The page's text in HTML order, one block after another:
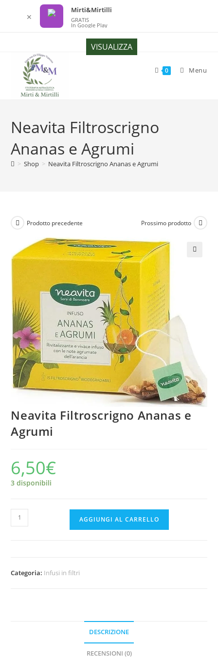
contenuto
0 Menu
Neavita Filtroscrigno
Ananas e Agrumi
> Shop > Neavita Filtroscrigno Ananas e Agrumi
Prodotto precedente Prossimo prodotto
Neavita Filtroscrigno Ananas e
Agrumi
6,50€
3 disponibili
Neavita
Filtroscrigno
quantità
AGGIUNGI AL CARRELLO
Categoria: Infusi in filtri
DESCRIZIONE
RECENSIONI (0)
✕
Mirti&Mirtilli
GRATIS
In Google Play
VISUALIZZA